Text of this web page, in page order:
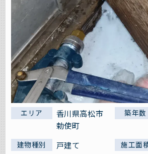
エリア
香川県高松市
勅使町
築年数
建物種別 戸建て 施工面